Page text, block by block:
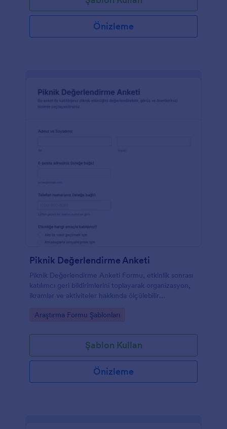
fuarı projelerini değerlendirme kriterlerine göre
derecelendirmesine olanak tanıyan önceden
biçimlendirilmiş bir tablo ile birlikte gelir.Bilim Fuarı
ve daha fazlasını ekleyebilir veya değiştirebilirsiniz.
Gönderimler anında alınacak, kolayca erişilebilen
görmek için formunuzun gelen kutusunu veya
sonraki bilim fuarınızı dillere destan hale getirin!
Önizleme
Piknik Değerlendirme Anketi
Piknik Değerlendirme Anketi Formu, etkinlik sonrası
katılımcı geri bildirimlerini toplayarak organizasyon,
ikramlar ve aktiviteler hakkında ölçülebilir
idealdir.
Go to Category:
Araştırma Formu Şablonları
Şablon Kullan
Önizleme